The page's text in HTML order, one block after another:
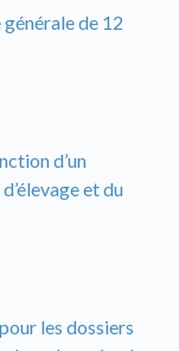
de 12
d’un
et du
les dossiers